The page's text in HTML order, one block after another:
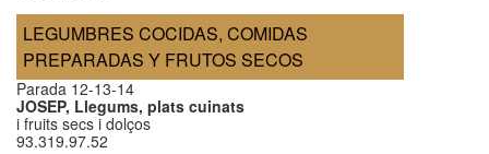
LEGUMBRES COCIDAS, COMIDAS
PREPARADAS Y FRUTOS SECOS
Parada 12-13-14
JOSEP, Llegums, plats cuinats
i fruits secs i dolços
93.319.97.52